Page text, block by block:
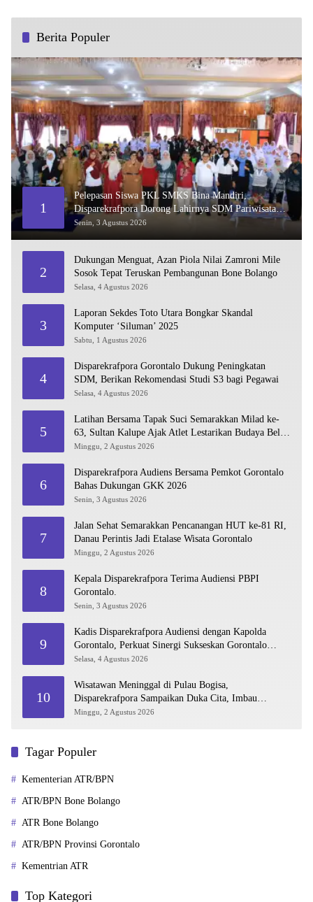
Berita Populer
1
Pelepasan Siswa PKL SMKS Bina Mandiri,
Disparekrafpora Dorong Lahirnya SDM Pariwisata
Unggul
Senin, 3 Agustus 2026
2
Dukungan Menguat, Azan Piola Nilai Zamroni Mile
Sosok Tepat Teruskan Pembangunan Bone Bolango
Selasa, 4 Agustus 2026
3
Laporan Sekdes Toto Utara Bongkar Skandal
Komputer ‘Siluman’ 2025
Sabtu, 1 Agustus 2026
4
Disparekrafpora Gorontalo Dukung Peningkatan
SDM, Berikan Rekomendasi Studi S3 bagi Pegawai
Selasa, 4 Agustus 2026
5
Latihan Bersama Tapak Suci Semarakkan Milad ke-
63, Sultan Kalupe Ajak Atlet Lestarikan Budaya Bela
Diri
Minggu, 2 Agustus 2026
6
Disparekrafpora Audiens Bersama Pemkot Gorontalo
Bahas Dukungan GKK 2026
Senin, 3 Agustus 2026
7
Jalan Sehat Semarakkan Pencanangan HUT ke-81 RI,
Danau Perintis Jadi Etalase Wisata Gorontalo
Minggu, 2 Agustus 2026
8
Kepala Disparekrafpora Terima Audiensi PBPI
Gorontalo.
Senin, 3 Agustus 2026
9
Kadis Disparekrafpora Audiensi dengan Kapolda
Gorontalo, Perkuat Sinergi Sukseskan Gorontalo
Karnaval Karawo 2026
Selasa, 4 Agustus 2026
10
Wisatawan Meninggal di Pulau Bogisa,
Disparekrafpora Sampaikan Duka Cita, Imbau
Utamakan Keselamatan
Minggu, 2 Agustus 2026
Tagar Populer
Kementerian ATR/BPN
ATR/BPN Bone Bolango
ATR Bone Bolango
ATR/BPN Provinsi Gorontalo
Kementrian ATR
Top Kategori